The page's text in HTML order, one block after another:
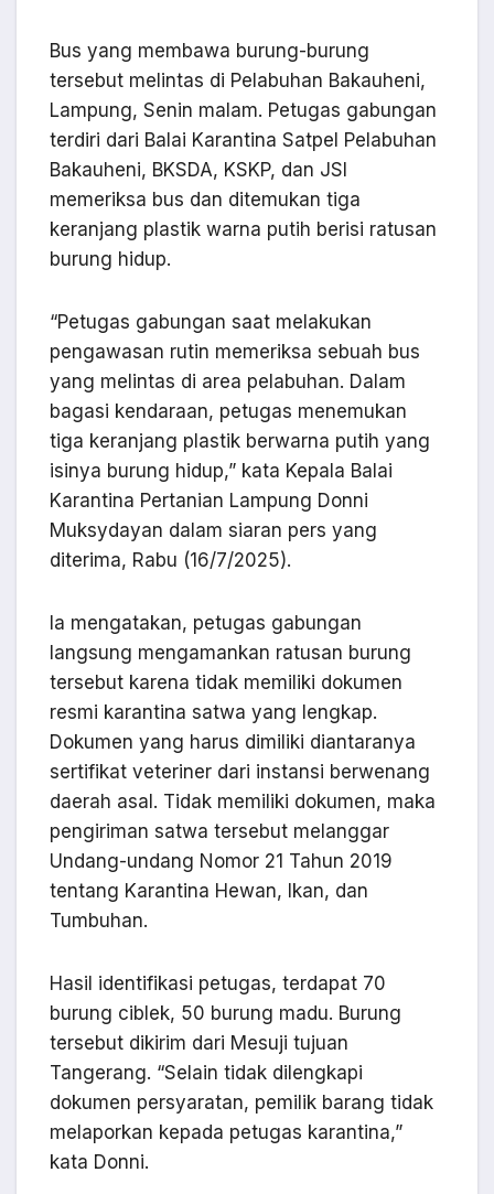
Bus yang membawa burung-burung
tersebut melintas di Pelabuhan Bakauheni,
Lampung, Senin malam. Petugas gabungan
terdiri dari Balai Karantina Satpel Pelabuhan
Bakauheni, BKSDA, KSKP, dan JSI
memeriksa bus dan ditemukan tiga
keranjang plastik warna putih berisi ratusan
burung hidup.
“Petugas gabungan saat melakukan
pengawasan rutin memeriksa sebuah bus
yang melintas di area pelabuhan. Dalam
bagasi kendaraan, petugas menemukan
tiga keranjang plastik berwarna putih yang
isinya burung hidup,” kata Kepala Balai
Karantina Pertanian Lampung Donni
Muksydayan dalam siaran pers yang
diterima, Rabu (16/7/2025).
Ia mengatakan, petugas gabungan
langsung mengamankan ratusan burung
tersebut karena tidak memiliki dokumen
resmi karantina satwa yang lengkap.
Dokumen yang harus dimiliki diantaranya
sertifikat veteriner dari instansi berwenang
daerah asal. Tidak memiliki dokumen, maka
pengiriman satwa tersebut melanggar
Undang-undang Nomor 21 Tahun 2019
tentang Karantina Hewan, Ikan, dan
Tumbuhan.
Hasil identifikasi petugas, terdapat 70
burung ciblek, 50 burung madu. Burung
tersebut dikirim dari Mesuji tujuan
Tangerang. “Selain tidak dilengkapi
dokumen persyaratan, pemilik barang tidak
melaporkan kepada petugas karantina,”
kata Donni.